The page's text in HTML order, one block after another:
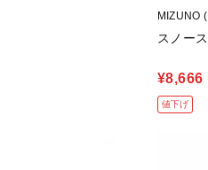
MIZUNO
スノー
¥8,666
値下げ